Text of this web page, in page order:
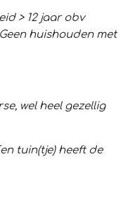
> 12 jaar obv
huishouden met
wel heel gezellig
tuin(tje) heeft de